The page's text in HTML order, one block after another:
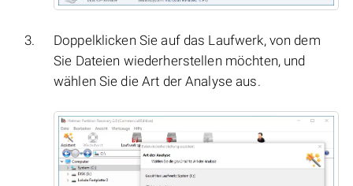
Doppelklicken Sie auf das Laufwerk, von dem
Sie Dateien wiederherstellen möchten, und
wählen Sie die Art der Analyse aus.